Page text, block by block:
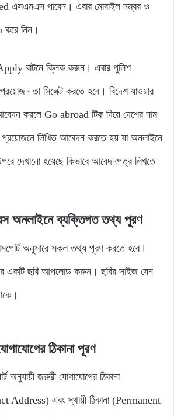
পাবেন। এবার মোবাইল নম্বর ও
করে নিন।
বাটনে ক্লিক করুন। এবার পুলিশ
তা সিলেক্ট করতে হবে। বিদেশ যাওয়ার
করলে Go abroad টিক দিয়ে দেশের নাম
লিখিত আবেদন করতে হয় যা অনলাইনে
দেখানো হয়েছে কিভাবে আবেদনপত্র লিখতে
অনলাইনে ব্যক্তিগত তথ্য পূরণ
অনুসারে সকল তথ্য পূরণ করতে হবে।
একটি ছবি আপলোড করুন। ছবির সাইজ যেন
ঠিকানা পূরণ
অনুযায়ী জরুরী যোগাযোগের ঠিকানা
এবং স্থায়ী ঠিকানা (Permanent